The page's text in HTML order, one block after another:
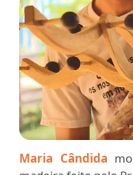
Maria Cândida